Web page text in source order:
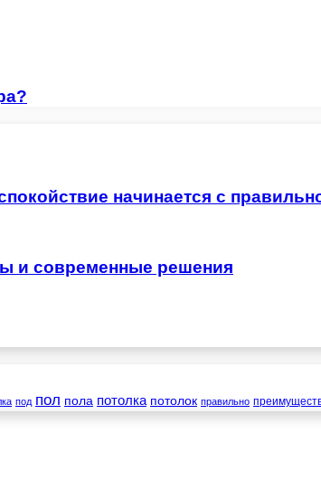
начинается с
и современные решения
под пол пола потолка потолок правильно